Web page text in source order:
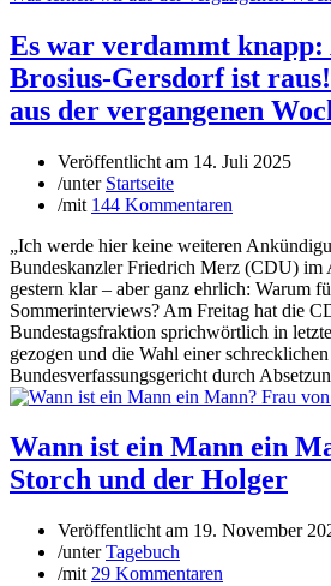
Es war verdammt
Brosius-Gersdorf ist
aus der vergangenen
Veröffentlicht am 14. Juli 2025
/unter Startseite
/mit 144 Kommentaren
„Ich werde hier keine weiteren
Bundeskanzler Friedrich Merz (CDU)
gestern klar – aber ganz ehrlich: Warum
Sommerinterviews? Am Freitag hat die
Bundestagsfraktion sprichwörtlich in
gezogen und die Wahl einer
Bundesverfassungsgericht durch
Wann ist ein Mann ein
Storch und der Holger
Veröffentlicht am 19. November
/unterTagebuch
/mit 29 Kommentaren